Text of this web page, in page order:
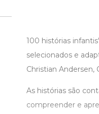
100 histórias
selecionados e
Christian
As histórias são
compreender e